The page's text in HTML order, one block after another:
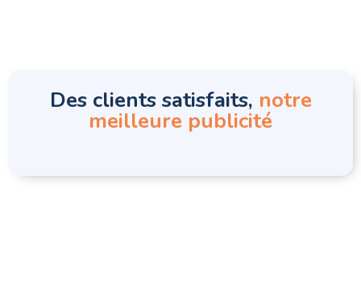
Des clients satisfaits, notre
meilleure publicité